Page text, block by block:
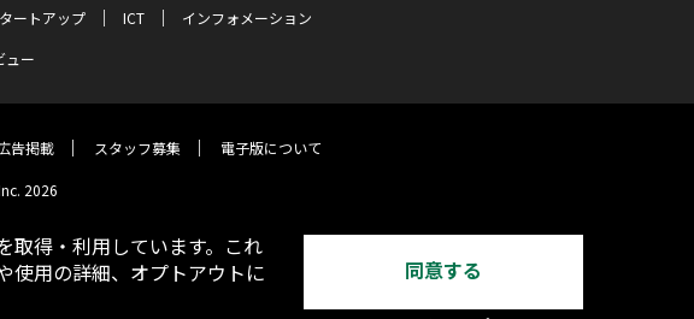
ートアップ ICT
インフォメーション
ュー
告掲載 スタッフ募集 電子版について
2026
取得・利用しています。これ
使用の詳細、オプトアウトに
同意する